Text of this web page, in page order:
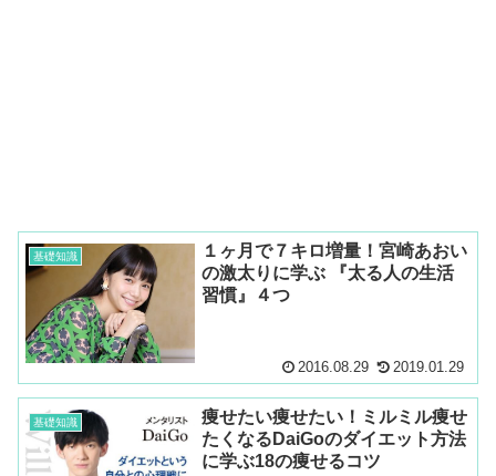
基礎知識
１ヶ月で７キロ増量！宮崎あおい
の激太りに学ぶ 『太る人の生活
習慣』４つ
2016.08.29 2019.01.29
基礎知識
痩せたい痩せたい！ミルミル痩せ
たくなるDaiGoのダイエット方法
に学ぶ18の痩せるコツ